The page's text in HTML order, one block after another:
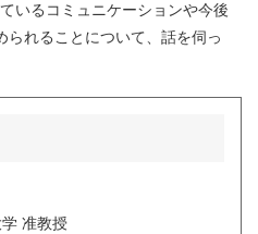
いるコミュニケーションや今後
られることについて、話を伺っ
准教授